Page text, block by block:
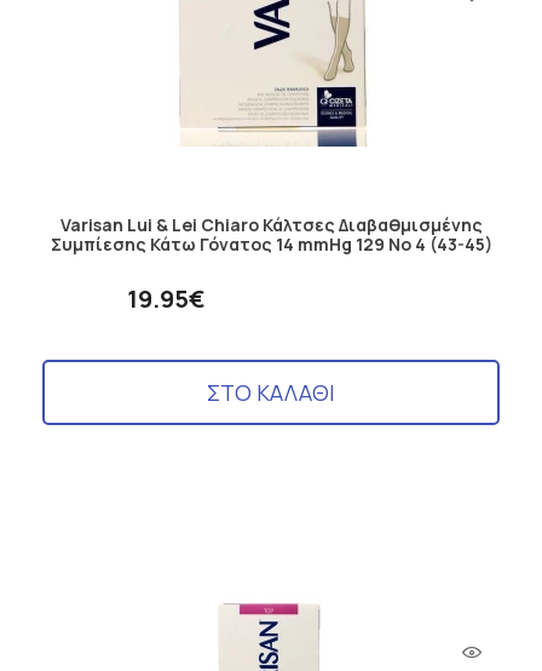
Varisan Lui & Lei Chiaro Κάλτσες Διαβαθμισμένης
Συμπίεσης Κάτω Γόνατος 14 mmHg 129 No 4 (43-45)
19.95€
ΣΤΟ ΚΑΛΑΘΙ